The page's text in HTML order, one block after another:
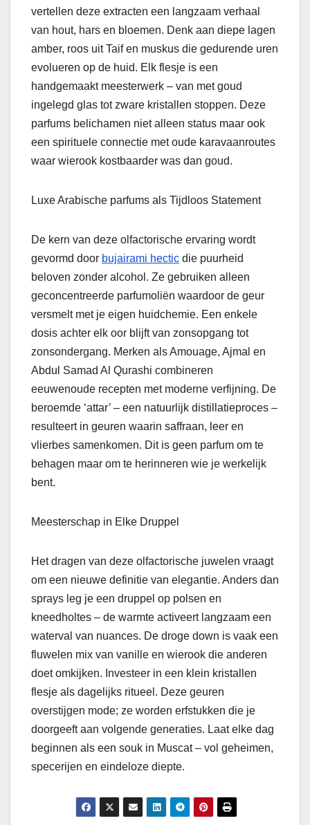
vertellen deze extracten een langzaam verhaal
van hout, hars en bloemen. Denk aan diepe lagen
amber, roos uit Taif en muskus die gedurende uren
evolueren op de huid. Elk flesje is een
handgemaakt meesterwerk – van met goud
ingelegd glas tot zware kristallen stoppen. Deze
parfums belichamen niet alleen status maar ook
een spirituele connectie met oude karavaanroutes
waar wierook kostbaarder was dan goud.
Luxe Arabische parfums als Tijdloos Statement
De kern van deze olfactorische ervaring wordt
gevormd door bujairami hectic die puurheid
beloven zonder alcohol. Ze gebruiken alleen
geconcentreerde parfumoliën waardoor de geur
versmelt met je eigen huidchemie. Een enkele
dosis achter elk oor blijft van zonsopgang tot
zonsondergang. Merken als Amouage, Ajmal en
Abdul Samad Al Qurashi combineren
eeuwenoude recepten met moderne verfijning. De
beroemde ‘attar’ – een natuurlijk distillatieproces –
resulteert in geuren waarin saffraan, leer en
vlierbes samenkomen. Dit is geen parfum om te
behagen maar om te herinneren wie je werkelijk
bent.
Meesterschap in Elke Druppel
Het dragen van deze olfactorische juwelen vraagt
om een nieuwe definitie van elegantie. Anders dan
sprays leg je een druppel op polsen en
kneedholtes – de warmte activeert langzaam een
waterval van nuances. De droge down is vaak een
fluwelen mix van vanille en wierook die anderen
doet omkijken. Investeer in een klein kristallen
flesje als dagelijks ritueel. Deze geuren
overstijgen mode; ze worden erfstukken die je
doorgeeft aan volgende generaties. Laat elke dag
beginnen als een souk in Muscat – vol geheimen,
specerijen en eindeloze diepte.